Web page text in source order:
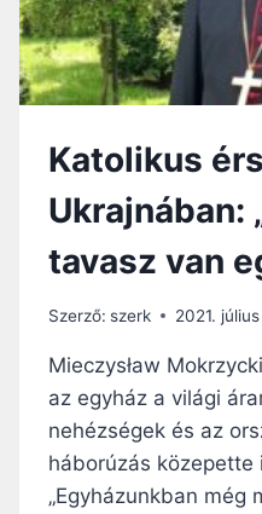
Katolikus
Ukrajnában:
tavasz van
Szerző: szerk 2021. július
Mieczysław
az egyház a világi
nehézségek és az
háborúzás közepette
„Egyházunkban még